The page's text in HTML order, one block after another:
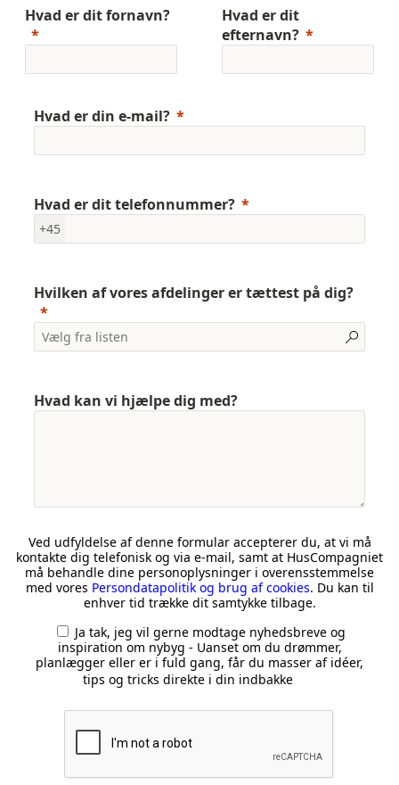
Hvad er dit fornavn?
Hvad er dit
efternavn?
Hvad er din e-mail?
Hvad er dit telefonnummer?
+45
Hvilken af vores afdelinger er tættest på dig?
Hvad kan vi hjælpe dig med?
Ved udfyldelse af denne formular accepterer du, at vi må
kontakte dig telefonisk og via e-mail, samt at HusCompagniet
må behandle dine personoplysninger i overensstemmelse
med vores Persondatapolitik og brug af cookies. Du kan til
enhver tid trække dit samtykke tilbage.
Ja tak, jeg vil gerne modtage nyhedsbreve og
inspiration om nybyg - Uanset om du drømmer,
planlægger eller er i fuld gang, får du masser af idéer,
tips og tricks direkte i din indbakke